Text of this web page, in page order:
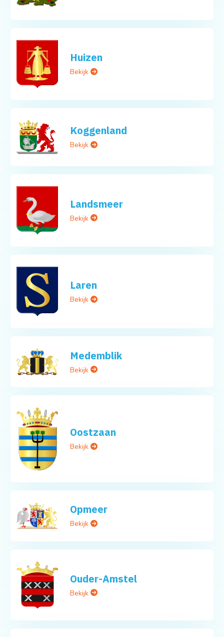
Huizen
Bekijk
Koggenland
Bekijk
Landsmeer
Bekijk
Laren
Bekijk
Medemblik
Bekijk
Oostzaan
Bekijk
Opmeer
Bekijk
Ouder-Amstel
Bekijk